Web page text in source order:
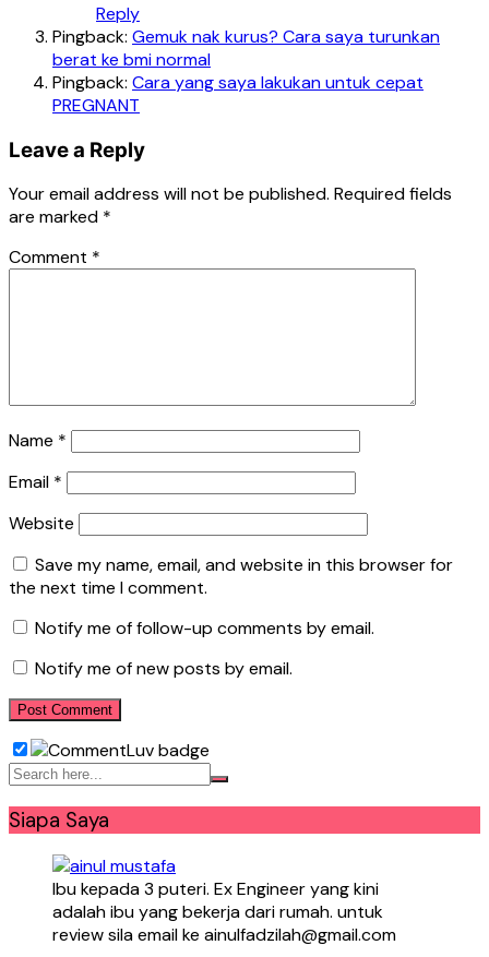
Reply
Pingback: Gemuk nak kurus? Cara saya turunkan
berat ke bmi normal
Pingback: Cara yang saya lakukan untuk cepat
PREGNANT
Leave a Reply
Your email address will not be published. Required fields
are marked *
Comment *
Name *
Email *
Website
Save my name, email, and website in this browser for
the next time I comment.
Notify me of follow-up comments by email.
Notify me of new posts by email.
Siapa Saya
Ibu kepada 3 puteri. Ex Engineer yang kini
adalah ibu yang bekerja dari rumah. untuk
review sila email ke ainulfadzilah@gmail.com